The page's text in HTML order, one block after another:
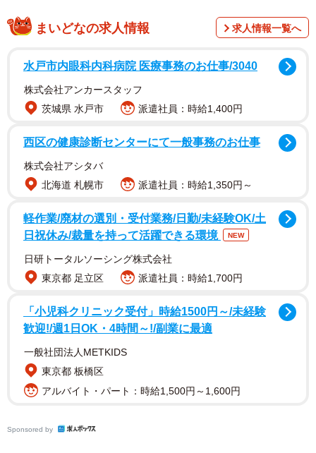
超リアル&シズル感あふれる「作品」たち
レストランなどのショーケースで目にする食品サンプルは
日本独自の文化とも言われ、時代と共に進化を続けてい
る。「『食品サンプルの世界』展」は、日本を代表する食
品サンプルメーカーとして知られる大阪の「いわさき」が
クな作品や超リアルな作品を一堂に集めたほか、食品サン
まいどなの求人情報 求人情報一覧へ
水戸市内眼科内科病院 医療事務のお仕事/3040
株式会社アンカースタッフ
茨城県 水戸市
派遣社員：時給1,400円
西区の健康診断センターにて一般事務のお仕事
株式会社アシタバ
北海道 札幌市
派遣社員：時給1,350円～
軽作業/廃材の選別・受付業務/日勤/未経験OK/土
日祝休み/裁量を持って活躍できる環境
NEW
日研トータルソーシング株式会社
東京都 足立区
派遣社員：時給1,700円
「小児科クリニック受付」時給1500円～/未経験
歓迎!/週1日OK・4時間～!/副業に最適
一般社団法人METKIDS
東京都 板橋区
アルバイト・パート：時給1,500円～1,600円
Sponsored by